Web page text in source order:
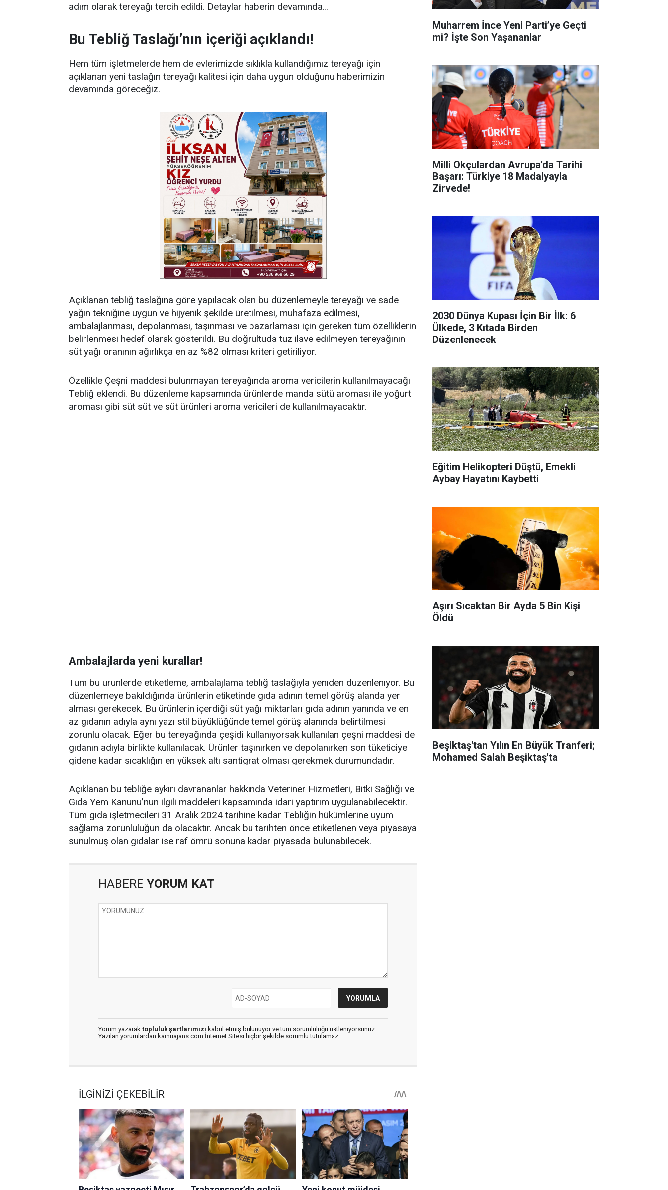
adım olarak tereyağı tercih edildi. Detaylar haberin devamında…
Bu Tebliğ Taslağı’nın içeriği açıklandı!
Hem tüm işletmelerde hem de evlerimizde sıklıkla kullandığımız tereyağı için
açıklanan yeni taslağın tereyağı kalitesi için daha uygun olduğunu haberimizin
devamında göreceğiz.
Açıklanan tebliğ taslağına göre yapılacak olan bu düzenlemeyle tereyağı ve sade
yağın tekniğine uygun ve hijyenik şekilde üretilmesi, muhafaza edilmesi,
ambalajlanması, depolanması, taşınması ve pazarlaması için gereken tüm özelliklerin
belirlenmesi hedef olarak gösterildi. Bu doğrultuda tuz ilave edilmeyen tereyağının
süt yağı oranının ağırlıkça en az %82 olması kriteri getiriliyor.
Özellikle Çeşni maddesi bulunmayan tereyağında aroma vericilerin kullanılmayacağı
Tebliğ eklendi. Bu düzenleme kapsamında ürünlerde manda sütü aroması ile yoğurt
aroması gibi süt süt ve süt ürünleri aroma vericileri de kullanılmayacaktır.
Ambalajlarda yeni kurallar!
Tüm bu ürünlerde etiketleme, ambalajlama tebliğ taslağıyla yeniden düzenleniyor. Bu
düzenlemeye bakıldığında ürünlerin etiketinde gıda adının temel görüş alanda yer
alması gerekecek. Bu ürünlerin içerdiği süt yağı miktarları gıda adının yanında ve en
az gıdanın adıyla aynı yazı stil büyüklüğünde temel görüş alanında belirtilmesi
zorunlu olacak. Eğer bu tereyağında çeşidi kullanıyorsak kullanılan çeşni maddesi de
gıdanın adıyla birlikte kullanılacak. Ürünler taşınırken ve depolanırken son tüketiciye
gidene kadar sıcaklığın en yüksek altı santigrat olması gerekmek durumundadır.
Açıklanan bu tebliğe aykırı davrananlar hakkında Veteriner Hizmetleri, Bitki Sağlığı ve
Gıda Yem Kanunu’nun ilgili maddeleri kapsamında idari yaptırım uygulanabilecektir.
Tüm gıda işletmecileri 31 Aralık 2024 tarihine kadar Tebliğin hükümlerine uyum
sağlama zorunluluğun da olacaktır. Ancak bu tarihten önce etiketlenen veya piyasaya
sunulmuş olan gıdalar ise raf ömrü sonuna kadar piyasada bulunabilecek.
HABERE YORUM KAT
Yorum yazarak topluluk şartlarımızı kabul etmiş bulunuyor ve tüm sorumluluğu üstleniyorsunuz.
Yazılan yorumlardan kamuajans.com İnternet Sitesi hiçbir şekilde sorumlu tutulamaz
Muharrem İnce Yeni Parti’ye Geçti
mi? İşte Son Yaşananlar
Milli Okçulardan Avrupa'da Tarihi
Başarı: Türkiye 18 Madalyayla
Zirvede!
2030 Dünya Kupası İçin Bir İlk: 6
Ülkede, 3 Kıtada Birden
Düzenlenecek
Eğitim Helikopteri Düştü, Emekli
Aybay Hayatını Kaybetti
Aşırı Sıcaktan Bir Ayda 5 Bin Kişi
Öldü
Beşiktaş'tan Yılın En Büyük Tranferi;
Mohamed Salah Beşiktaş'ta